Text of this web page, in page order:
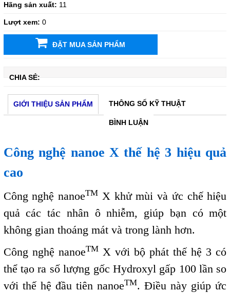
Hãng sản xuất: 11
Lượt xem: 0
ĐẶT MUA SẢN PHẨM
CHIA SẺ:
GIỚI THIỆU SẢN PHẨM THÔNG SỐ KỸ THUẬT
BÌNH LUẬN
Công nghệ nanoe X thế hệ 3 hiệu quả
cao
Công nghệ nanoeTM X​ khử mùi và ức chế hiệu
quả các tác nhân ô nhiễm, giúp bạn có một
không gian thoáng mát và trong lành hơn.
Công nghệ nanoeTMX với bộ phát thế hệ 3 có
thể tạo ra số lượng gốc Hydroxyl gấp 100 lần so
với thế hệ đầu tiênnanoeTM. Điều này giúp ức